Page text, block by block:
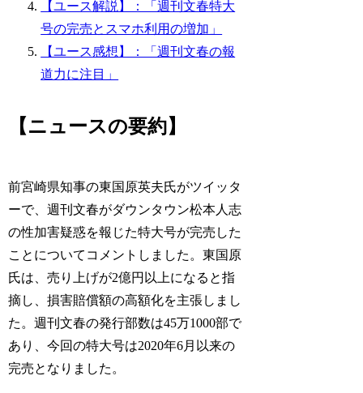
【ユース解説】：「週刊文春特大
号の完売とスマホ利用の増加」
【ユース感想】：「週刊文春の報
道力に注目」
【ニュースの要約】
前宮崎県知事の東国原英夫氏がツイッタ
ーで、週刊文春がダウンタウン松本人志
の性加害疑惑を報じた特大号が完売した
ことについてコメントしました。東国原
氏は、売り上げが2億円以上になると指
摘し、損害賠償額の高額化を主張しまし
た。週刊文春の発行部数は45万1000部で
あり、今回の特大号は2020年6月以来の
完売となりました。